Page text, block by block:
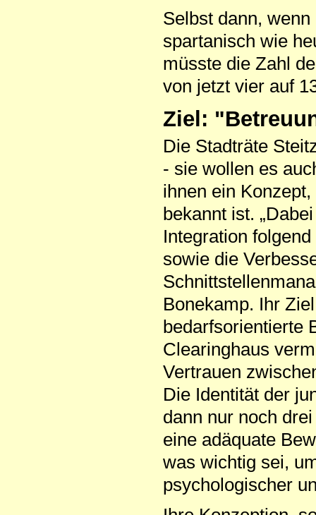
Selbst dann,
spartanisch wie
müsste die Zahl
von jetzt vier auf
Ziel:
Die Stadträte
- sie wollen es
ihnen ein
bekannt ist.
Integration
sowie die
Bonekamp. Ihr
bedarfsorientierte
Clearinghaus
Vertrauen
Die Identität der
dann nur noch
eine adäquate
was wichtig sei,
psychologischer